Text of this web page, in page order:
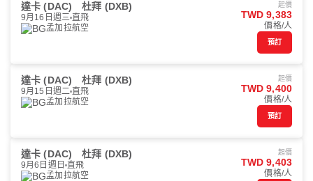
達卡 (DAC) 杜拜 (DXB)
9月16日週三 直飛
孟加拉航空
起價
TWD 9,383
價格/人
預訂
達卡 (DAC) 杜拜 (DXB)
9月15日週二 直飛
孟加拉航空
起價
TWD 9,400
價格/人
預訂
達卡 (DAC) 杜拜 (DXB)
9月6日週日 直飛
孟加拉航空
起價
TWD 9,403
價格/人